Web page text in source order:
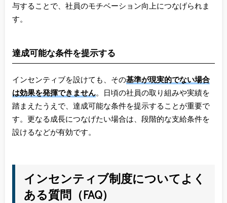
与することで、社員のモチベーション向上につなげられま
す。
達成可能な条件を提示する
インセンティブを設けても、その基準が現実的でない場合
は効果を発揮できません。日頃の社員の取り組みや実績を
踏まえたうえで、達成可能な条件を提示することが重要で
す。更なる成長につなげたい場合は、段階的な支給条件を
設けるなどが有効です。
インセンティブ制度についてよく
ある質問（FAQ）